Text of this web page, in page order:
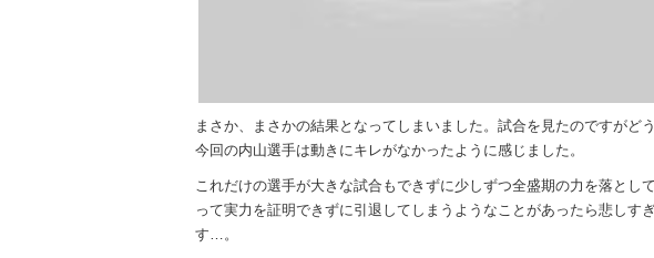
まさか、まさかの結果となってしまいました。試合を見たのですがど
今回の内山選手は動きにキレがなかったように感じました。
これだけの選手が大きな試合もできずに少しずつ全盛期の力を落とし
って実力を証明できずに引退してしまうようなことがあったら悲しす
す…。